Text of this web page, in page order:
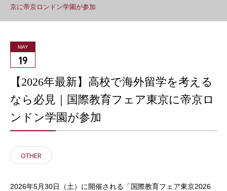
京に帝京ロンドン学園が参加
MAY
19
【2026年最新】高校で海外留学を考える
なら必見｜国際教育フェア東京に帝京ロ
ンドン学園が参加
OTHER
2026年5月30日（土）に開催される「国際教育フェア東京2026